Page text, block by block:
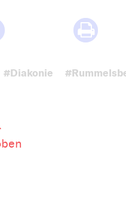
#Diakonie